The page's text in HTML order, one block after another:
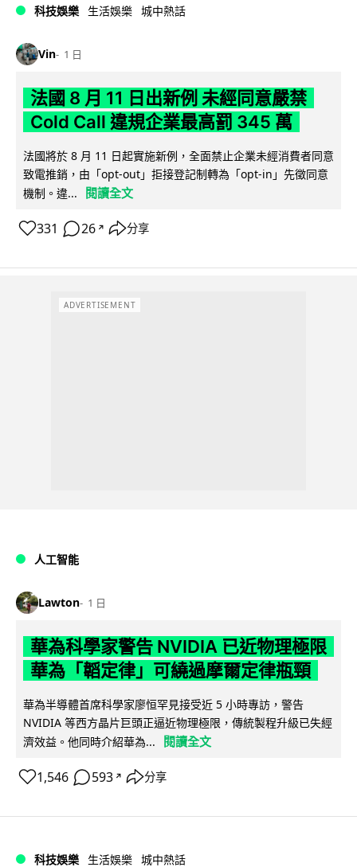
科技娛樂 生活娛樂 城中熱話
Vin 1 日
法國 8 月 11 日出新例 未經同意嚴禁
Cold Call 違規企業最高罰 345 萬
法國將於 8 月 11 日起實施新例，全面禁止企業未經消費者同意
致電推銷，由「opt-out」拒接登記制轉為「opt-in」先徵同意
機制。違...
閱讀全文
331 26 ↗ 分享
ADVERTISEMENT
人工智能
Lawton 1 日
華為科學家警告 NVIDIA 已近物理極限
華為「韜定律」可繞過摩爾定律瓶頸
華為半導體首席科學家廖恒罕見接受近 5 小時專訪，警告
NVIDIA 等西方晶片巨頭正逼近物理極限，傳統製程升級已失經
濟效益。他同時介紹華為...
閱讀全文
1,546 593 ↗ 分享
科技娛樂 生活娛樂 城中熱話